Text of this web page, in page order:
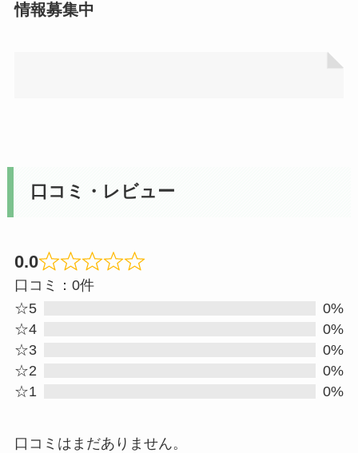
情報募集中
口コミ・レビュー
0.0
Rated
口コミ：0件
☆5
0%
☆4
0%
☆3
0%
☆2
0%
☆1
0%
口コミはまだありません。